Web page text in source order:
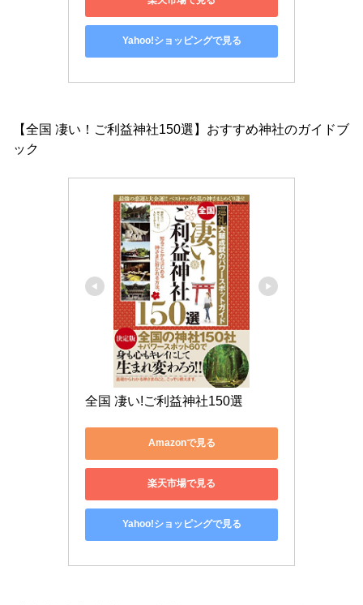
Yahoo!ショッピングで見る
【全国 凄い！ご利益神社150選】おすすめ神社のガイドブ
ック
全国 凄い!ご利益神社150選
Amazonで見る
楽天市場で見る
Yahoo!ショッピングで見る